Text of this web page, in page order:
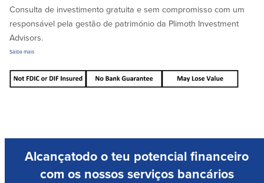
Consulta de investimento gratuita e sem compromisso com um
responsável pela gestão de património da Plimoth Investment
Advisors.
Saiba mais
Alcançatodo o teu potencial financeiro
com os nossos serviços bancários